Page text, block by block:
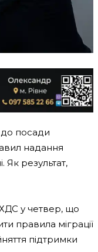
посади
надання
Як результат,
у четвер, що
правила міграції
підтримки